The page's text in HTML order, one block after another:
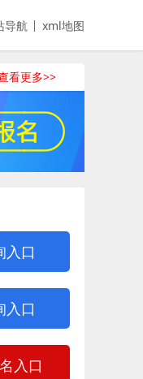
导航 xml地图
看更多>>
入口
入口
入口